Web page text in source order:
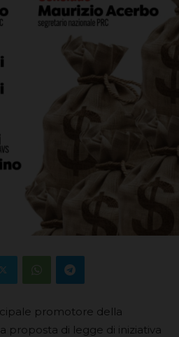
promotore della
proposta di legge di iniziativa